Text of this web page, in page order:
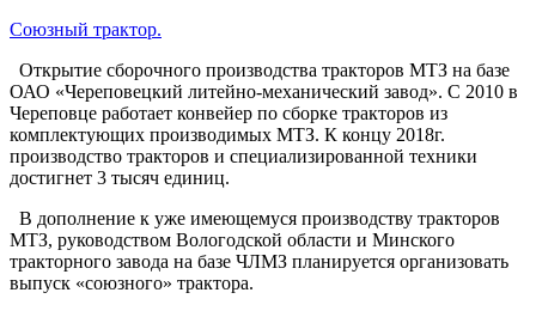
Союзный трактор.
Открытие сборочного производства тракторов МТЗ на базе
ОАО «Череповецкий литейно-механический завод». С 2010 в
Череповце работает конвейер по сборке тракторов из
комплектующих производимых МТЗ. К концу 2018г.
производство тракторов и специализированной техники
достигнет 3 тысяч единиц.
В дополнение к уже имеющемуся производству тракторов
МТЗ, руководством Вологодской области и Минского
тракторного завода на базе ЧЛМЗ планируется организовать
выпуск «союзного» трактора.